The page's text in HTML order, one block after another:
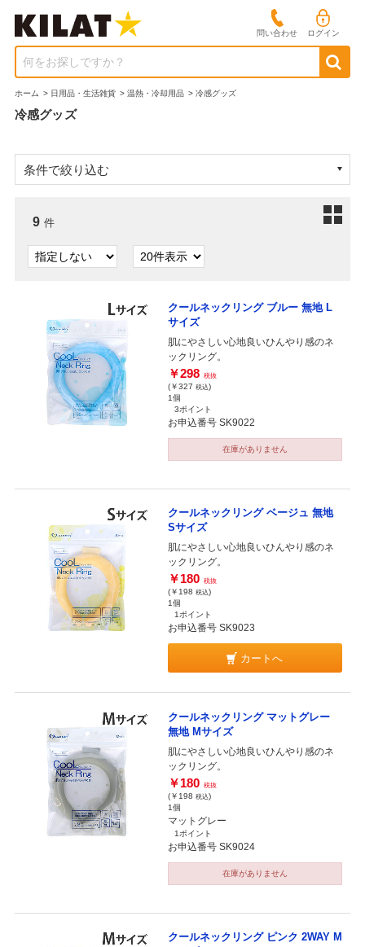
問い合わせ ログイン
何をお探しですか？
ホーム > 日用品・生活雑貨 > 温熱・冷却用品 > 冷感グッズ
冷感グッズ
条件で絞り込む
9 件
クールネックリング ブルー 無地 L
サイズ
肌にやさしい心地良いひんやり感のネ
ックリング。
￥298 税抜
(￥327 税込)
1個
3ポイント
お申込番号 SK9022
在庫がありません
クールネックリング ベージュ 無地
Sサイズ
肌にやさしい心地良いひんやり感のネ
ックリング。
￥180 税抜
(￥198 税込)
1個
1ポイント
お申込番号 SK9023
カートへ
クールネックリング マットグレー
無地 Mサイズ
肌にやさしい心地良いひんやり感のネ
ックリング。
￥180 税抜
(￥198 税込)
1個
マットグレー
1ポイント
お申込番号 SK9024
在庫がありません
クールネックリング ピンク 2WAY M